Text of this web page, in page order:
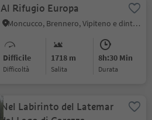
Al Rifugio Europa
Moncucco, Brennero, Vipiteno e dintorni
Difficile
Difficoltà
1718 m
Salita
8h:30 Min
durata
Nel Labirinto del Latemar